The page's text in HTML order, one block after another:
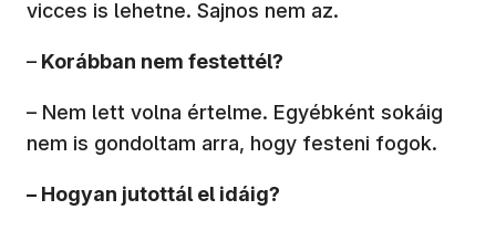
vicces is lehetne. Sajnos nem az.
– Korábban nem festettél?
– Nem lett volna értelme. Egyébként sokáig
nem is gondoltam arra, hogy festeni fogok.
– Hogyan jutottál el idáig?